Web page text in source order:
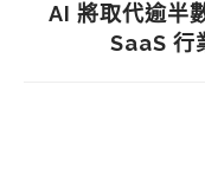
AI 將取代逾
SaaS 行